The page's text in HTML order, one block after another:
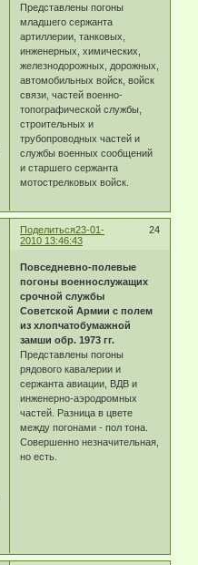
Представлены погоны
младшего сержанта
артиллерии, танковых,
инженерных, химических,
железнодорожных, дорожных,
автомобильных войск, войск
связи, частей военно-
топографической службы,
строительных и
трубопроводных частей и
службы военных сообщений
и старшего сержанта
мотострелковых войск.
Поделиться 24
23-01-
2010 13:46:43
Повседневно-полевые
погоны военнослужащих
срочной службы
Советской Армии с полем
из хлопчатобумажной
замши обр. 1973 гг.
Представлены погоны
рядового кавалерии и
сержанта авиации, ВДВ и
инженерно-аэродромных
частей. Разница в цвете
между погонами - пол тона.
Совершенно незначительная,
но есть.